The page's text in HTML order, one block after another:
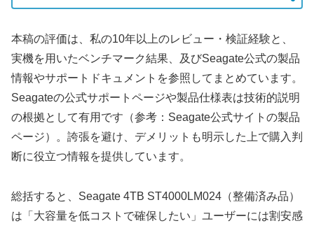
本稿の評価は、私の10年以上のレビュー・検証経験と、
実機を用いたベンチマーク結果、及びSeagate公式の製品
情報やサポートドキュメントを参照してまとめています。
Seagateの公式サポートページや製品仕様表は技術的説明
の根拠として有用です（参考：Seagate公式サイトの製品
ページ）。誇張を避け、デメリットも明示した上で購入判
断に役立つ情報を提供しています。
総括すると、Seagate 4TB ST4000LM024（整備済み品）
は「大容量を低コストで確保したい」ユーザーには割安感